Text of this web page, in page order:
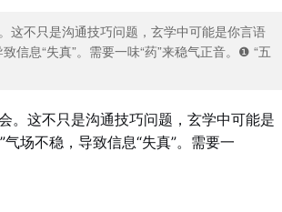
这不只是沟通技巧问题，玄学中可能是你言语
信息“失真”。需要一味“药”来稳气正音。❶ “五
。这不只是沟通技巧问题，玄学中可能是
场不稳，导致信息“失真”。需要一